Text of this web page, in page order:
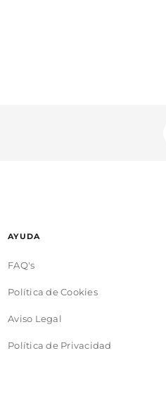
AYUDA
FAQ's
Política de Cookies
Aviso Legal
Política de Privacidad